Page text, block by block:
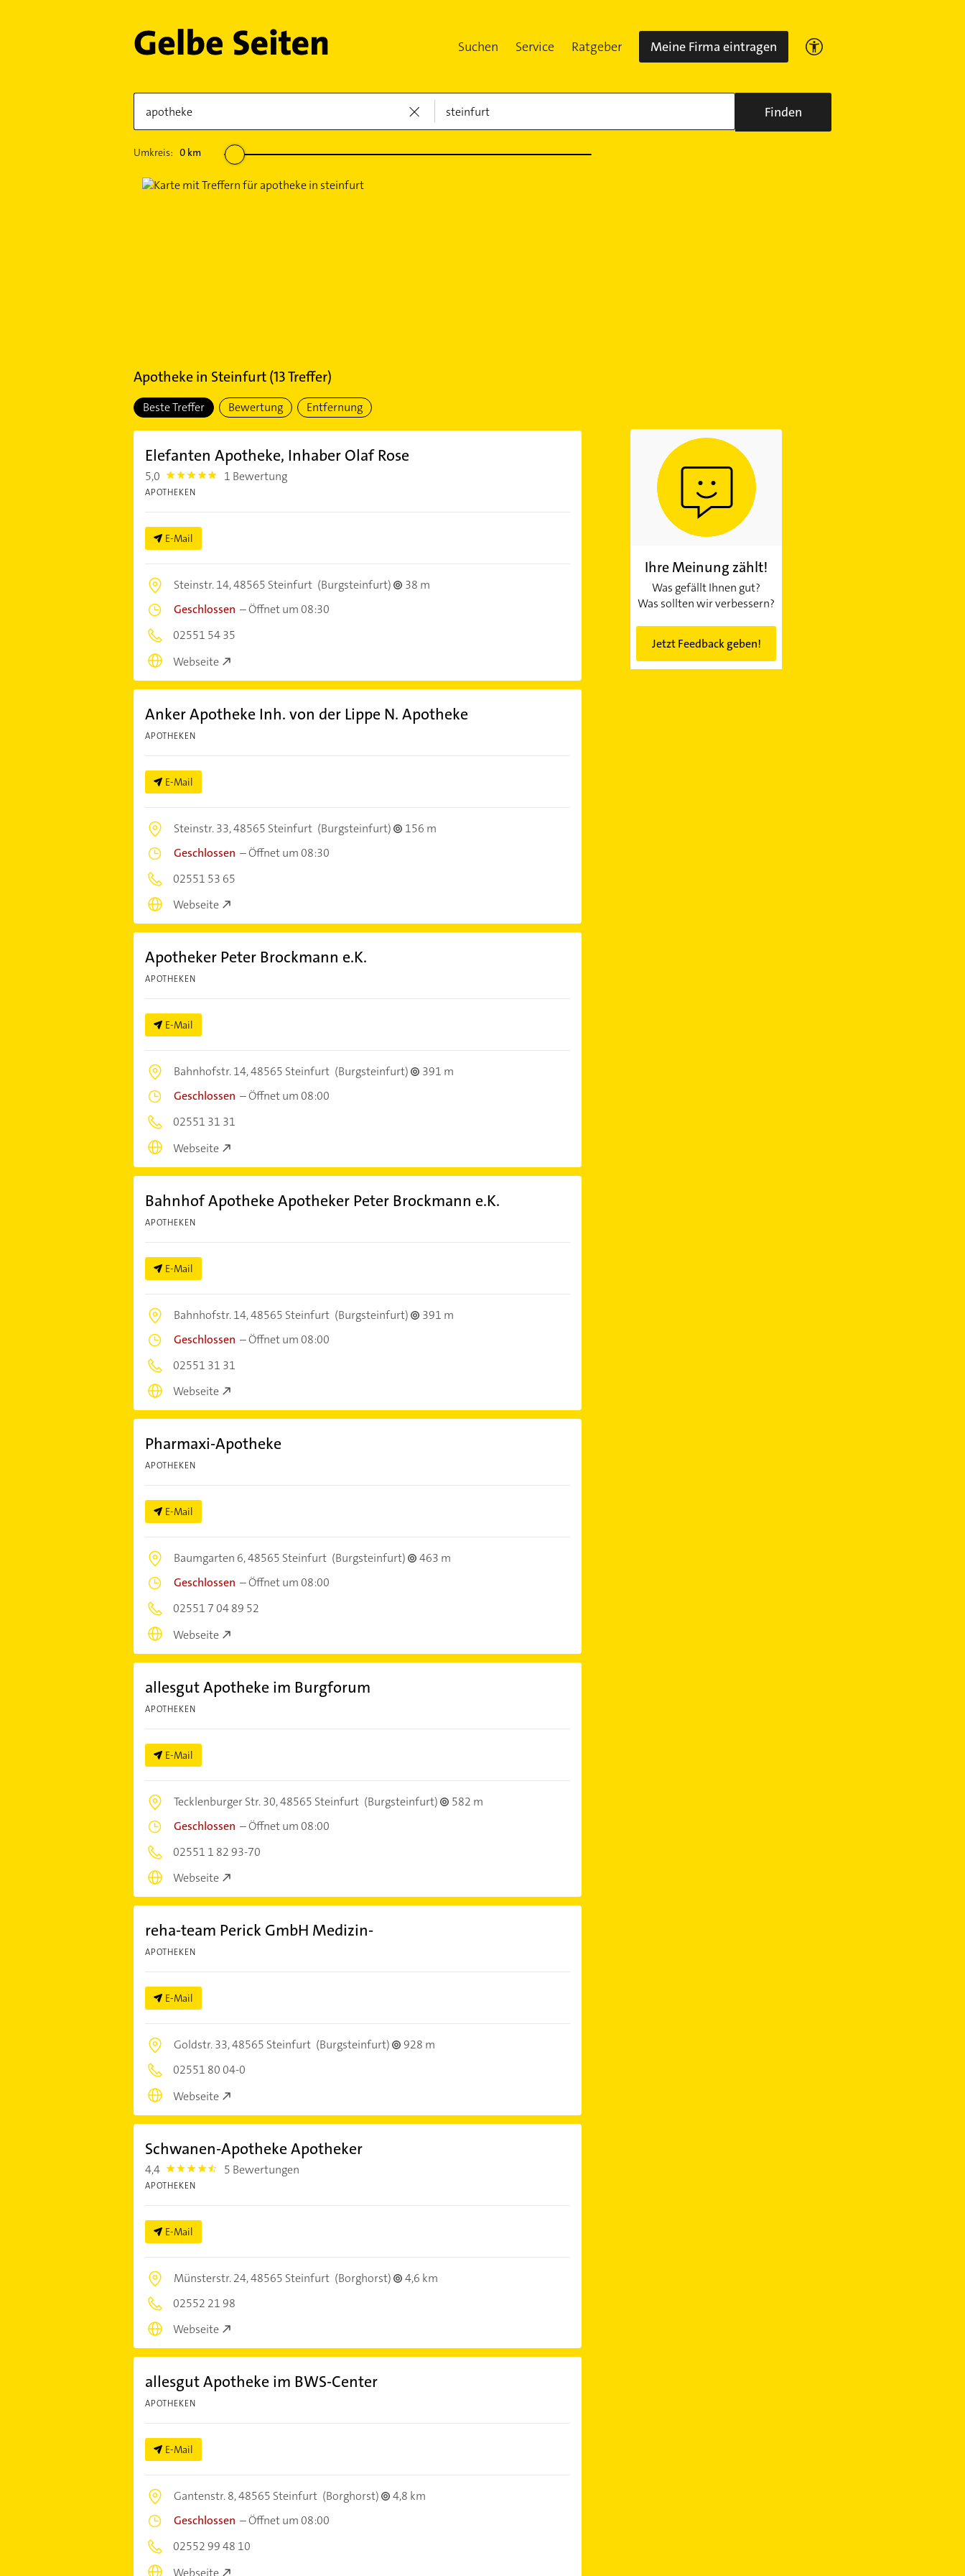
Suchen Service Ratgeber Meine Firma eintragen
Finden
Umkreis: 0km
Apothekein Steinfurt(13Treffer)
Beste Treffer Bewertung Entfernung
Elefanten Apotheke, Inhaber Olaf Rose
5,0 5.0 1 Bewertung
APOTHEKEN
E-Mail
Steinstr. 14,48565 Steinfurt (Burgsteinfurt)
38 m
Geschlossen –Öffnet um 08:30
02551 54 35
Webseite
Anker Apotheke Inh. von der Lippe N. Apotheke
APOTHEKEN
E-Mail
Steinstr. 33,48565 Steinfurt (Burgsteinfurt)
156 m
Geschlossen –Öffnet um 08:30
02551 53 65
Webseite
Apotheker Peter Brockmann e.K.
APOTHEKEN
E-Mail
Bahnhofstr. 14,48565 Steinfurt (Burgsteinfurt)
391 m
Geschlossen –Öffnet um 08:00
02551 31 31
Webseite
Bahnhof Apotheke Apotheker Peter Brockmann e.K.
APOTHEKEN
E-Mail
Bahnhofstr. 14,48565 Steinfurt (Burgsteinfurt)
391 m
Geschlossen –Öffnet um 08:00
02551 31 31
Webseite
Pharmaxi-Apotheke
APOTHEKEN
E-Mail
Baumgarten 6,48565 Steinfurt (Burgsteinfurt)
463 m
Geschlossen –Öffnet um 08:00
02551 7 04 89 52
Webseite
allesgut Apotheke im Burgforum
APOTHEKEN
E-Mail
Tecklenburger Str. 30,48565 Steinfurt (Burgsteinfurt)
582 m
Geschlossen –Öffnet um 08:00
02551 1 82 93-70
Webseite
reha-team Perick GmbH Medizin-
APOTHEKEN
E-Mail
Goldstr. 33,48565 Steinfurt (Burgsteinfurt)
928 m
02551 80 04-0
Webseite
Schwanen-Apotheke Apotheker
4,4 4.4 5 Bewertungen
APOTHEKEN
E-Mail
Münsterstr. 24,48565 Steinfurt (Borghorst)
4,6 km
02552 21 98
Webseite
allesgut Apotheke im BWS-Center
APOTHEKEN
E-Mail
Gantenstr. 8,48565 Steinfurt (Borghorst)
4,8 km
Geschlossen –Öffnet um 08:00
02552 99 48 10
Webseite
Ihre Meinung zählt!
Was gefällt Ihnen gut?
Was sollten wir verbessern?
Jetzt Feedback geben!